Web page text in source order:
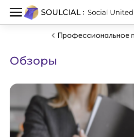
Профессиональное
Обзоры